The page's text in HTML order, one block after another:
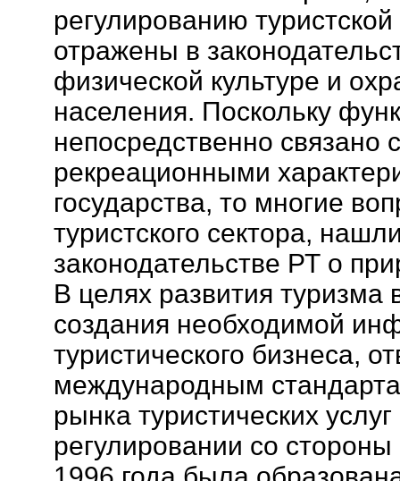
регулированию
отражены в
физической культуре и
населения. Поскольку
непосредственно связано
рекреационными
государства, то многие
туристского сектора,
законодательстве РТ о
В целях развития туризма
создания необходимой
туристического бизнеса,
международным
рынка туристических
регулировании со стороны